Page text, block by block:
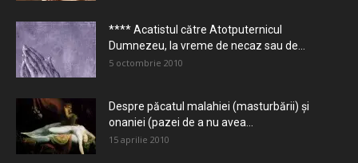
**** Acatistul către Atotputernicul
Dumnezeu, la vreme de necaz sau de...
5 octombrie 2010
Despre păcatul malahiei (masturbării) şi
onaniei (pazei de a nu avea...
15 aprilie 2010